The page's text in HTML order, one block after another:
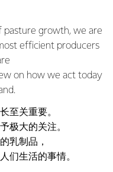
pasture growth, we are
efficient producers
on how we act today
至关重要。
极大的关注。
乳制品，
们生活的事情。